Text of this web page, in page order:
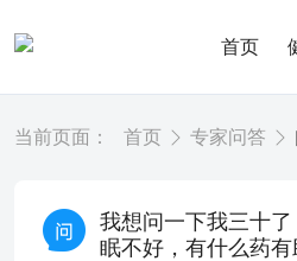
首页
当前页面： 首页 专家问答
我想问一下我三十了
眠不好，有什么药有